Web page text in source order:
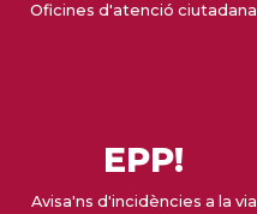
Oficines d'atenció ciutadana
EPP!
Avisa'ns d'incidències a la via